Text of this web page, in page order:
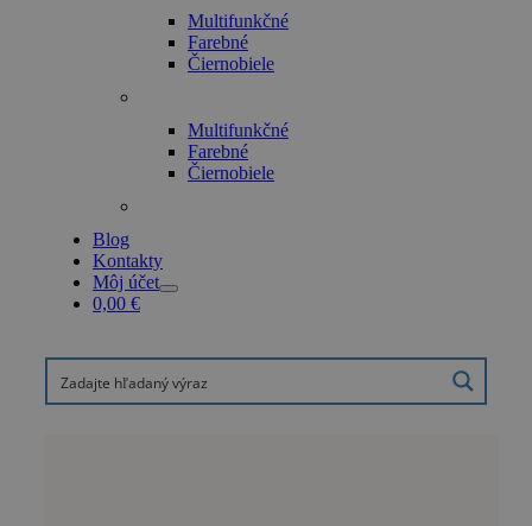
Multifunkčné
Farebné
Čiernobiele
Multifunkčné
Farebné
Čiernobiele
Blog
Kontakty
Môj účet
0,00 €